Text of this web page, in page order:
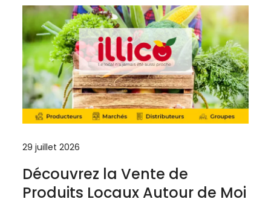
29 juillet 2026
Découvrez la Vente de
Produits Locaux Autour de Moi